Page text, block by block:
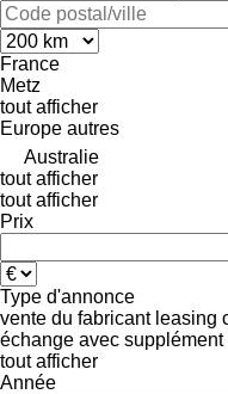
France
Metz
tout afficher
Europe autres
Australie
tout afficher
tout afficher
Prix
Type d'annonce
vente du fabricant leasing
échange avec supplément
tout afficher
Année